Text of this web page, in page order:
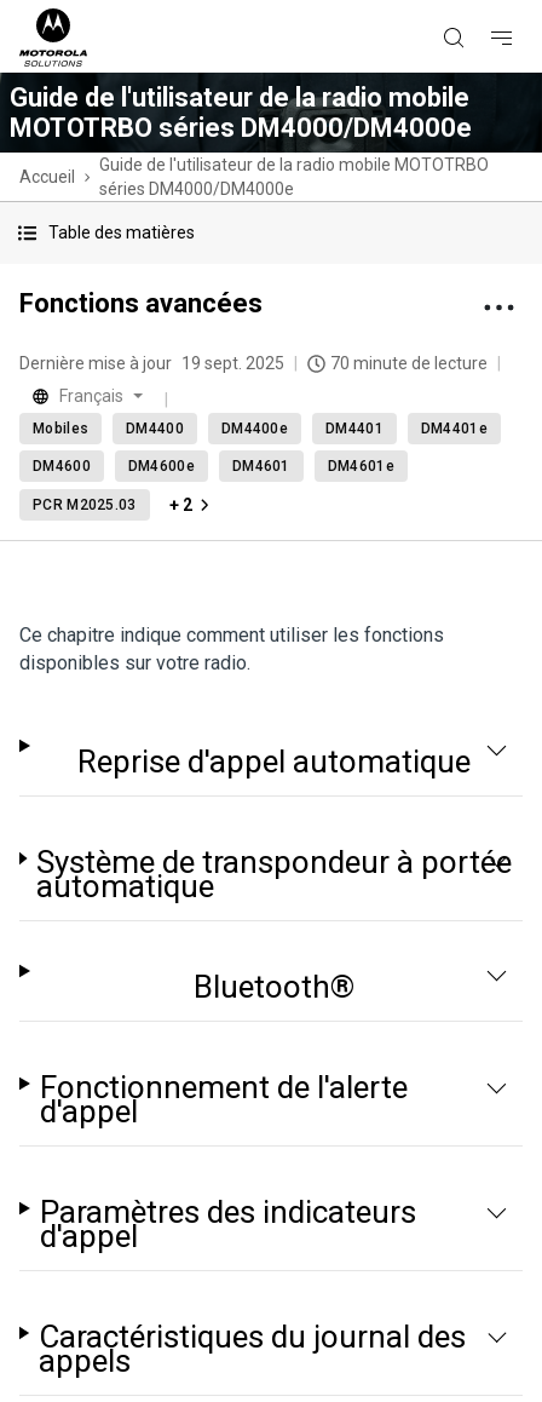
Guide de l'utilisateur de la radio mobile
MOTOTRBO séries DM4000/DM4000e
Accueil
Guide de l'utilisateur de la radio mobile MOTOTRBO
séries DM4000/DM4000e
Table des matières
Fonctions avancées
Dernière mise à jour 19 sept. 2025
70 minute de lecture
Français
Mobiles DM4400 DM4400e DM4401 DM4401e
DM4600 DM4600e DM4601 DM4601e
PCR M2025.03 + 2
Ce chapitre indique comment utiliser les fonctions
disponibles sur votre radio.
Reprise d'appel automatique
Système de transpondeur à portée
automatique
Bluetooth®
Fonctionnement de l'alerte
d'appel
Paramètres des indicateurs
d'appel
Caractéristiques du journal des
appels